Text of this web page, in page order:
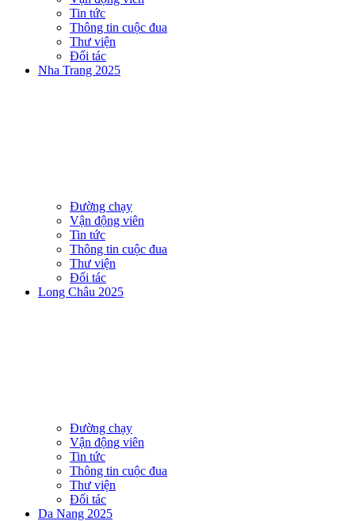
Tin tức
Thông tin cuộc đua
Thư viện
Đối tác
Nha Trang 2025
Đường chạy
Vận động viên
Tin tức
Thông tin cuộc đua
Thư viện
Đối tác
Long Châu 2025
Đường chạy
Vận động viên
Tin tức
Thông tin cuộc đua
Thư viện
Đối tác
Da Nang 2025